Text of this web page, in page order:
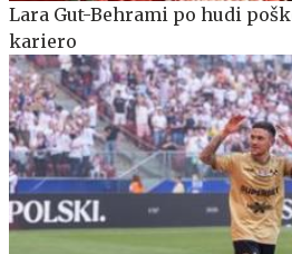
Lara Gut-Behrami po hudi
kariero